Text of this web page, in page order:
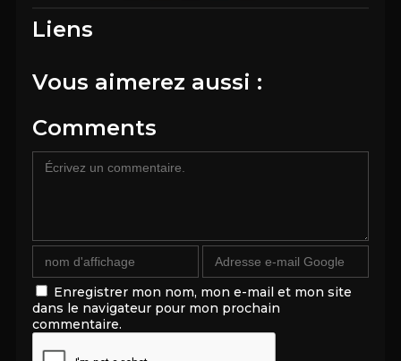
Liens
Vous aimerez aussi :
Comments
Enregistrer mon nom, mon e-mail et mon site
dans le navigateur pour mon prochain
commentaire.